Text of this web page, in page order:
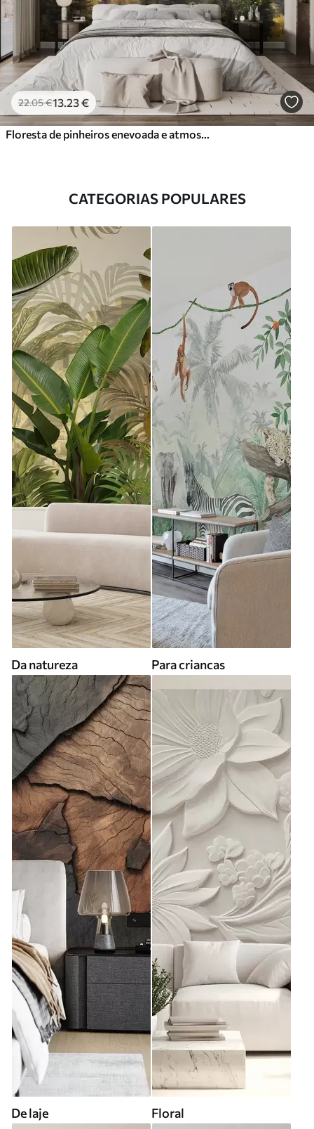
22.05€13 .23€
CATEGORIAS POPULARES
Da natureza Para criancas
De laje Floral